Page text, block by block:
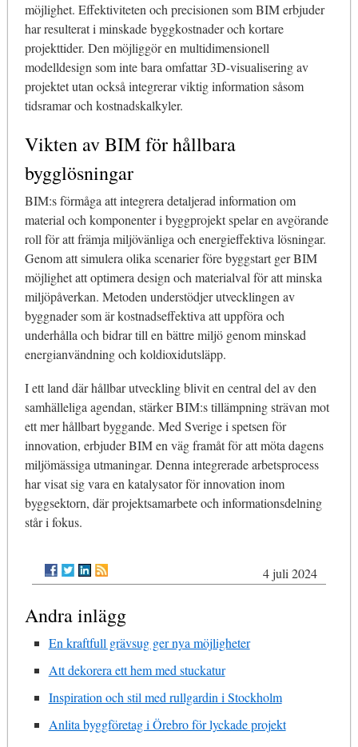
möjlighet. Effektiviteten och precisionen som BIM erbjuder
har resulterat i minskade byggkostnader och kortare
projekttider. Den möjliggör en multidimensionell
modelldesign som inte bara omfattar 3D-visualisering av
projektet utan också integrerar viktig information såsom
tidsramar och kostnadskalkyler.
Vikten av BIM för hållbara
bygglösningar
BIM:s förmåga att integrera detaljerad information om
material och komponenter i byggprojekt spelar en avgörande
roll för att främja miljövänliga och energieffektiva lösningar.
Genom att simulera olika scenarier före byggstart ger BIM
möjlighet att optimera design och materialval för att minska
miljöpåverkan. Metoden understödjer utvecklingen av
byggnader som är kostnadseffektiva att uppföra och
underhålla och bidrar till en bättre miljö genom minskad
energianvändning och koldioxidutsläpp.
I ett land där hållbar utveckling blivit en central del av den
samhälleliga agendan, stärker BIM:s tillämpning strävan mot
ett mer hållbart byggande. Med Sverige i spetsen för
innovation, erbjuder BIM en väg framåt för att möta dagens
miljömässiga utmaningar. Denna integrerade arbetsprocess
har visat sig vara en katalysator för innovation inom
byggsektorn, där projektsamarbete och informationsdelning
står i fokus.
4 juli 2024
Andra inlägg
En kraftfull grävsug ger nya möjligheter
Att dekorera ett hem med stuckatur
Inspiration och stil med rullgardin i Stockholm
Anlita byggföretag i Örebro för lyckade projekt